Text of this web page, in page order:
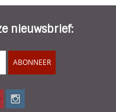
nieuwsbrief:
ABONNEER